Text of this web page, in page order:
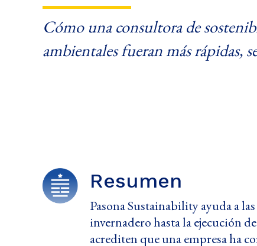
Cómo una consultora de
ambientales fueran más rápidas,
Resumen
Pasona Sustainability ayuda a
invernadero hasta la ejecución
acrediten que una empresa ha